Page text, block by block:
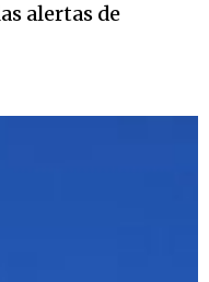
alertas de